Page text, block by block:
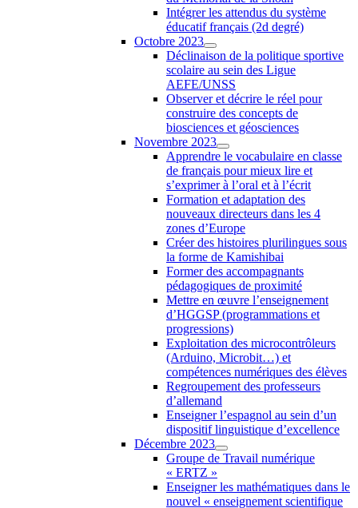
Intégrer les attendus du système
éducatif français (2d degré)
Octobre 2023
Déclinaison de la politique sportive
scolaire au sein des Ligue
AEFE/UNSS
Observer et décrire le réel pour
construire des concepts de
biosciences et géosciences
Novembre 2023
Apprendre le vocabulaire en classe
de français pour mieux lire et
s’exprimer à l’oral et à l’écrit
Formation et adaptation des
nouveaux directeurs dans les 4
zones d’Europe
Créer des histoires plurilingues sous
la forme de Kamishibai
Former des accompagnants
pédagogiques de proximité
Mettre en œuvre l’enseignement
d’HGGSP (programmations et
progressions)
Exploitation des microcontrôleurs
(Arduino, Microbit…) et
compétences numériques des élèves
Regroupement des professeurs
d’allemand
Enseigner l’espagnol au sein d’un
dispositif linguistique d’excellence
Décembre 2023
Groupe de Travail numérique
« ERTZ »
Enseigner les mathématiques dans le
nouvel « enseignement scientifique